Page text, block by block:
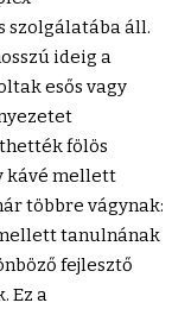
szolgálatába áll.
ideig a
esős vagy
fölös
kávé mellett
többre vágynak:
tanulnának
fejlesztő
Ez a